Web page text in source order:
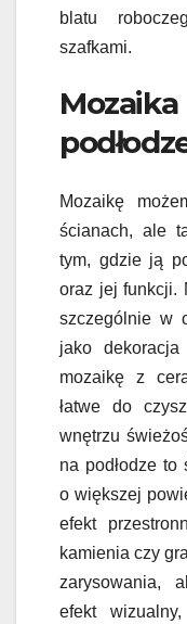
blatu
szafkami.
Mozaikę
ścianach, ale
tym, gdzie ją
oraz jej funkcji.
szczególnie w
jako
mozaikę z
łatwe do
wnętrzu
na podłodze
o większej
efekt
kamienia czy
zarysowania,
efekt